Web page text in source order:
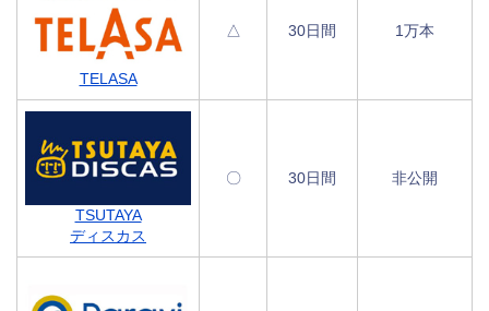
TELASA
△ 30日間 1万本
TSUTAYA
ディスカス
〇 30日間 非公開